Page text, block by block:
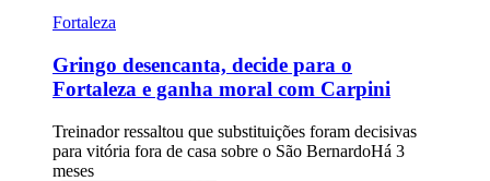
Fortaleza
Gringo desencanta, decide para o
Fortaleza e ganha moral com Carpini
Treinador ressaltou que substituições foram decisivas
para vitória fora de casa sobre o São BernardoHá 3
meses